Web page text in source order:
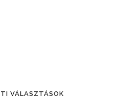
VÁLASZTÁSOK